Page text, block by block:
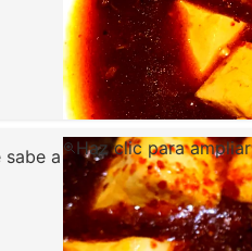
a
Haz clic para ampliar